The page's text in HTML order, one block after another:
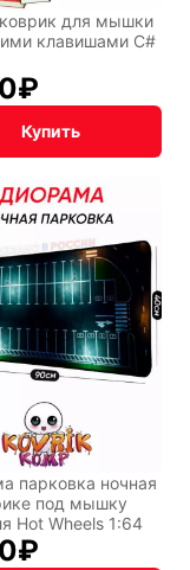
коврик для мышки
клавишами C#
₽
Купить
парковка ночная
под мышку
Hot Wheels 1:64
₽